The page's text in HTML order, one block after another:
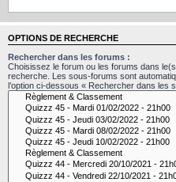
OPTIONS DE RECHERCHE
Rechercher dans les forums :
Choisissez le forum ou les forums dans
recherche. Les sous-forums sont
l’option ci-dessous « Rechercher dans les